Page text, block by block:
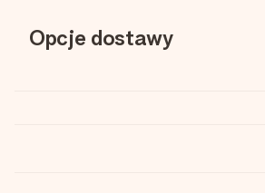
Opcje dostawy